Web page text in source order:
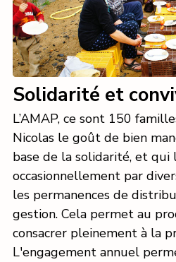
Solidarité et
L’AMAP, ce sont 150
Nicolas le goût de bien
base de la solidarité, et
occasionnellement par
les permanences de
gestion. Cela permet au
consacrer pleinement à la
L'engagement annuel